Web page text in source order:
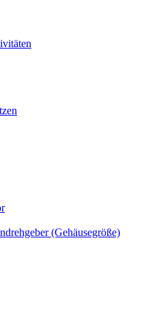
(Gehäusegröße)